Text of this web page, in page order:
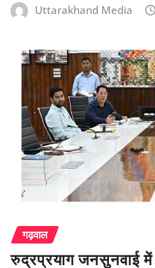
Uttarakhand Media
गढ़वाल
रुद्रप्रयाग जनसुनवाई